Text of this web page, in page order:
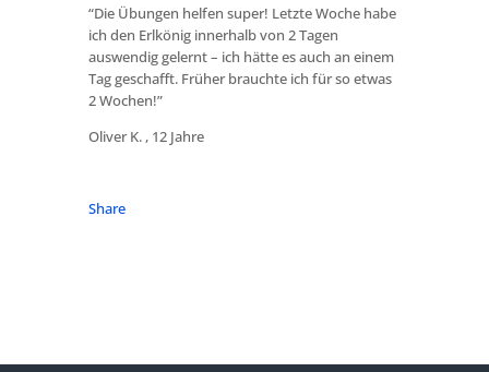
“Die Übungen helfen super! Letzte Woche habe
ich den Erlkönig innerhalb von 2 Tagen
auswendig gelernt – ich hätte es auch an einem
Tag geschafft. Früher brauchte ich für so etwas
2 Wochen!”
Oliver K. , 12 Jahre
Share